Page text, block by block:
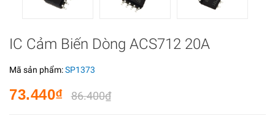
IC Cảm Biến Dòng ACS712 20A
Mã sản phẩm:SP1373
73.440₫ 86.400₫